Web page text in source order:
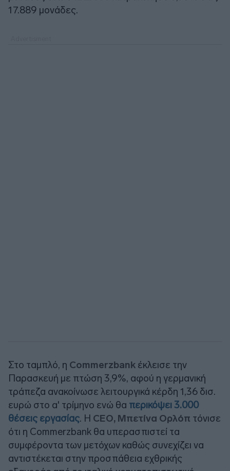
17.889 μονάδες.
Στο ταμπλό, η Commerzbank έκλεισε την
Παρασκευή με πτώση 3,9%, αφού η γερμανική
τράπεζα ανακοίνωσε λειτουργικά κέρδη 1,36 δισ.
ευρώ στο α' τρίμηνο ενώ θα περικόψει 3.000
θέσεις εργασίας. Η CEO, Μπετίνα Ορλόπ τόνισε
ότι η Commerzbank θα υπερασπιστεί τα
συμφέροντα των μετόχων καθώς συνεχίζει να
αντιστέκεται στην προσπάθεια εχθρικής